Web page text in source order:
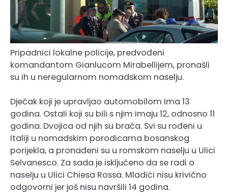
Pripadnici lokalne policije, predvođeni
komandantom Gianlucom Mirabellijem, pronašli
su ih u neregularnom nomadskom naselju.
Dječak koji je upravljao automobilom ima 13
godina. Ostali koji su bili s njim imaju 12, odnosno 11
godina. Dvojica od njih su braća. Svi su rođeni u
Italiji u nomadskim porodicama bosanskog
porijekla, a pronađeni su u romskom naselju u Ulici
Selvanesco. Za sada je isključeno da se radi o
naselju u Ulici Chiesa Rossa. Mladići nisu krivično
odgovorni jer još nisu navršili 14 godina.